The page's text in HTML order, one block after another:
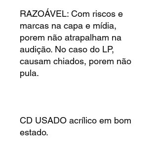
RAZOÁVEL: Com riscos e
marcas na capa e mídia,
porem não atrapalham na
audição. No caso do LP,
causam chiados, porem não
pula.
CD USADO acrílico em bom
estado.